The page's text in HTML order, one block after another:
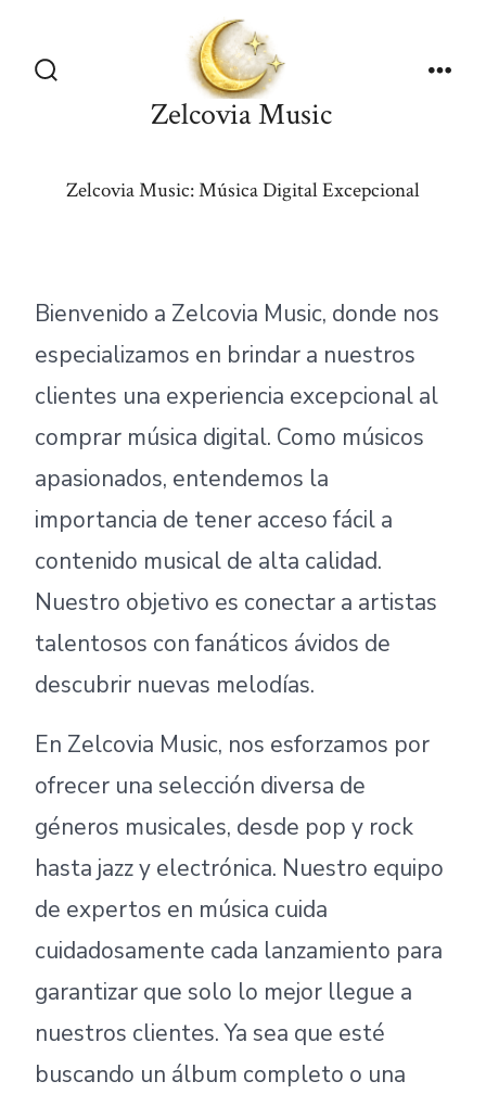
contenido
Zelcovia Music
Zelcovia Music: Música Digital Excepcional
Bienvenido a Zelcovia Music, donde nos
especializamos en brindar a nuestros
clientes una experiencia excepcional al
comprar música digital. Como músicos
apasionados, entendemos la
importancia de tener acceso fácil a
contenido musical de alta calidad.
Nuestro objetivo es conectar a artistas
talentosos con fanáticos ávidos de
descubrir nuevas melodías.
En Zelcovia Music, nos esforzamos por
ofrecer una selección diversa de
géneros musicales, desde pop y rock
hasta jazz y electrónica. Nuestro equipo
de expertos en música cuida
cuidadosamente cada lanzamiento para
garantizar que solo lo mejor llegue a
nuestros clientes. Ya sea que esté
buscando un álbum completo o una